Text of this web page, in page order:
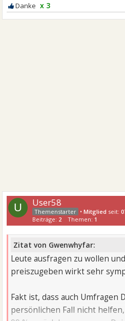
x 3
U User58
•Mitglied seit:
Beiträge: 2 Themen: 1
Zitat von Gwenwhyfar:
Leute ausfragen zu wollen
preiszugeben wirkt sehr
Fakt ist, dass auch Umfragen
persönlichen Fall nicht